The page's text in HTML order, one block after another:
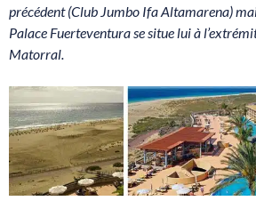
précédent (Club Jumbo Ifa Altamarena)
Palace Fuerteventura se situe lui à
Matorral.